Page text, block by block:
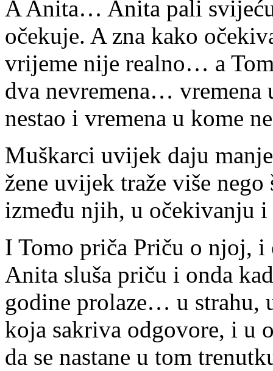
A Anita… Anita pali
očekuje. A zna kako
vrijeme nije realno… a
dva nevremena… vremena
nestao i vremena u kome
Muškarci uvijek daju
žene uvijek traže više
između njih, u očekivanju
I Tomo priča Priču o njoj, i
Anita sluša priču i onda
godine prolaze… u strahu,
koja sakriva odgovore, i u
da se nastane u tom